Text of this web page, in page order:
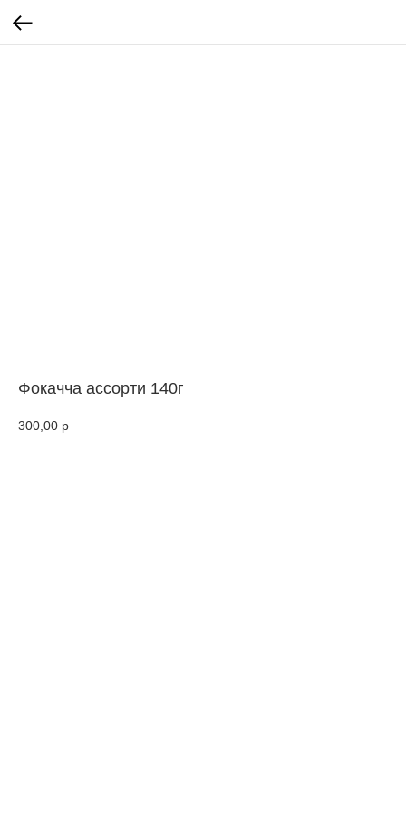
Фокачча ассорти 140г
300,00 р